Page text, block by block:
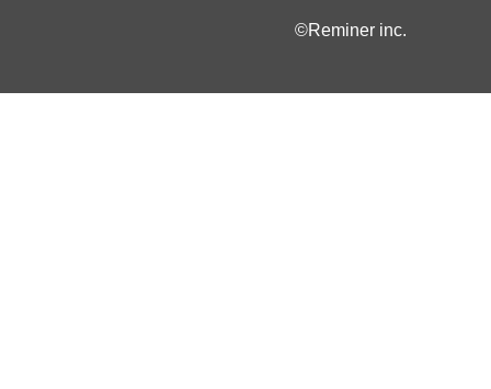
©Reminer inc.